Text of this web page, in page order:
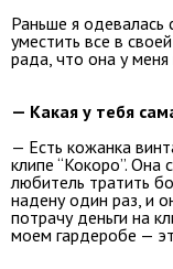
Раньше я
уместить все в
рада, что она у
— Какая у тебя
— Есть кожанка
клипе “Кокоро”. Она
любитель тратить
надену один раз, и
потрачу деньги на
моем гардеробе —